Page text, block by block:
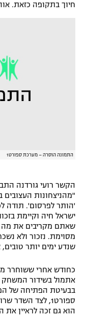
תקנון פעילות ספורט
רשיון להקרנה
תגיות
אומנויות לחימה
חיוך בתקופה כזאת.
התמונה הוסרה – מערכת ספורט1
הקשר רועי גורדנה
"מהניצחונות
'הותר לפרסום'. תודה
ישראל חיה וקיימת
שאתם מקריבים את מה
מסוימת. נזכור ולא
שנדע ימים יותר טובים,
אתמול בשידור
בבעיטת הפתיחה של
ספורט1, לצד
הוא גם זכה לראיין את